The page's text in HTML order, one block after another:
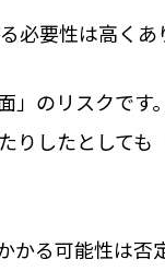
必要性は高くあ
のリスクで
したとして
る可能性は否